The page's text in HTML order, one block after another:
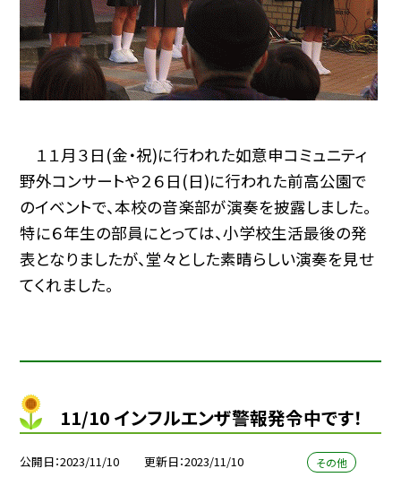
１１月３日(金・祝)に行われた如意申コミュニティ
野外コンサートや２６日(日)に行われた前高公園で
のイベントで、本校の音楽部が演奏を披露しました。
特に６年生の部員にとっては、小学校生活最後の発
表となりましたが、堂々とした素晴らしい演奏を見せ
てくれました。
11/10 インフルエンザ警報発令中です！
公開日 2023/11/10 更新日 2023/11/10 その他